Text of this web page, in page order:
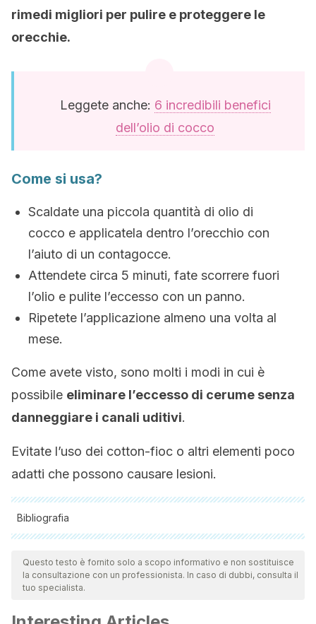
rimedi migliori per pulire e proteggere le
orecchie.
Leggete anche: 6 incredibili benefici
dell’olio di cocco
Come si usa?
Scaldate una piccola quantità di olio di
cocco e applicatela dentro l’orecchio con
l’aiuto di un contagocce.
Attendete circa 5 minuti, fate scorrere fuori
l’olio e pulite l’eccesso con un panno.
Ripetete l’applicazione almeno una volta al
mese.
Come avete visto, sono molti i modi in cui è
possibile eliminare l’eccesso di cerume senza
danneggiare i canali uditivi.
Evitate l’uso dei cotton-fioc o altri elementi poco
adatti che possono causare lesioni.
Bibliografia
Tutte le fonti citate sono state esaminate a fondo dal nostro
team per garantirne la qualità, l'affidabilità, l'attualità e la
validità. La bibliografia di questo articolo è stata considerata
Alberti, P. W. (2001). The Anatomy and Physiology of the
Questo testo è fornito solo a scopo informativo e non sostituisce
la consultazione con un professionista. In caso di dubbi, consulta il
tuo specialista.